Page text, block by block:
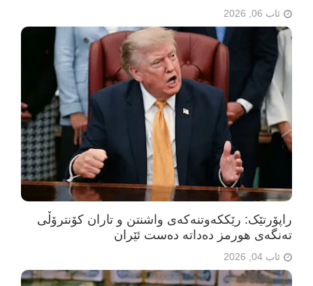
ئاب 06, 2026
راپۆرتێک: رێککەوتنەکەی واشنتن و تاران کۆنترۆڵی
تەنگەی هورمز دەداتە دەست ئێران
ئاب 04, 2026